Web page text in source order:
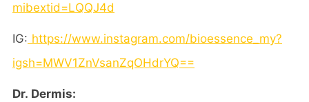
mibextid=LQQJ4d
IG: https://www.instagram.com/bioessence_my?
igsh=MWV1ZnVsanZqOHdrYQ==
Dr. Dermis: